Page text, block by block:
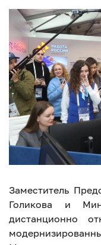
Заместитель
Голикова и
дистанционно